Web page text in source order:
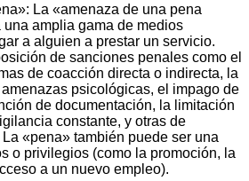
La «amenaza de una pena
amplia gama de medios
a alguien a prestar un servicio.
de sanciones penales como el
de coacción directa o indirecta, la
psicológicas, el impago de
de documentación, la limitación
constante, y otras de
«pena» también puede ser una
o privilegios (como la promoción, la
a un nuevo empleo).